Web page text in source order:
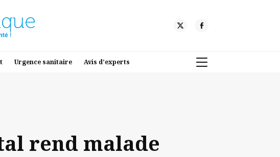
Urgence sanitaire Avis d’experts
rend malade